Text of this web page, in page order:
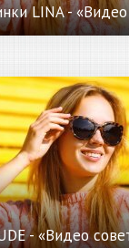
LINA -
- «Видео